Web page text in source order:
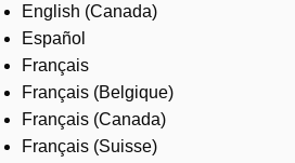
English (Canada)
Español
Français
Français (Belgique)
Français (Canada)
Français (Suisse)